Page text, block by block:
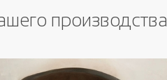
производства